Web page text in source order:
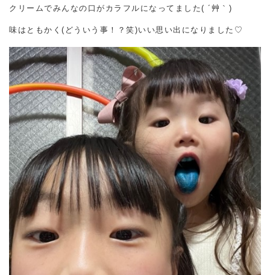
クリームでみんなの口がカラフルになってました( ´艸｀)
味はともかく(どういう事！？笑)いい思い出になりました♡